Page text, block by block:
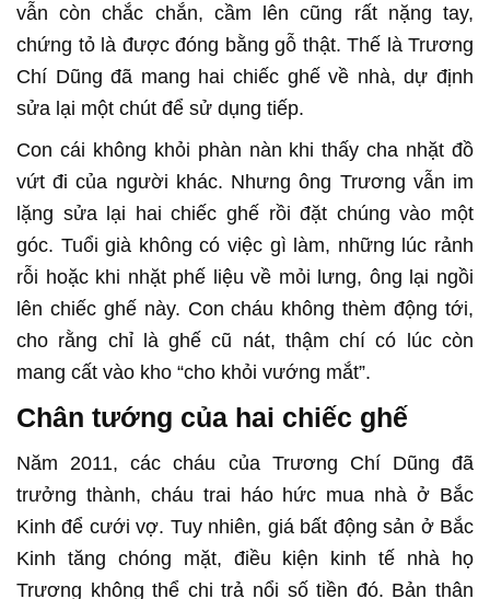
vẫn còn chắc chắn, cầm lên cũng rất nặng tay,
chứng tỏ là được đóng bằng gỗ thật. Thế là Trương
Chí Dũng đã mang hai chiếc ghế về nhà, dự định
sửa lại một chút để sử dụng tiếp.
Con cái không khỏi phàn nàn khi thấy cha nhặt đồ
vứt đi của người khác. Nhưng ông Trương vẫn im
lặng sửa lại hai chiếc ghế rồi đặt chúng vào một
góc. Tuổi già không có việc gì làm, những lúc rảnh
rỗi hoặc khi nhặt phế liệu về mỏi lưng, ông lại ngồi
lên chiếc ghế này. Con cháu không thèm động tới,
cho rằng chỉ là ghế cũ nát, thậm chí có lúc còn
mang cất vào kho “cho khỏi vướng mắt”.
Chân tướng của hai chiếc ghế
Năm 2011, các cháu của Trương Chí Dũng đã
trưởng thành, cháu trai háo hức mua nhà ở Bắc
Kinh để cưới vợ. Tuy nhiên, giá bất động sản ở Bắc
Kinh tăng chóng mặt, điều kiện kinh tế nhà họ
Trương không thể chi trả nổi số tiền đó. Bản thân